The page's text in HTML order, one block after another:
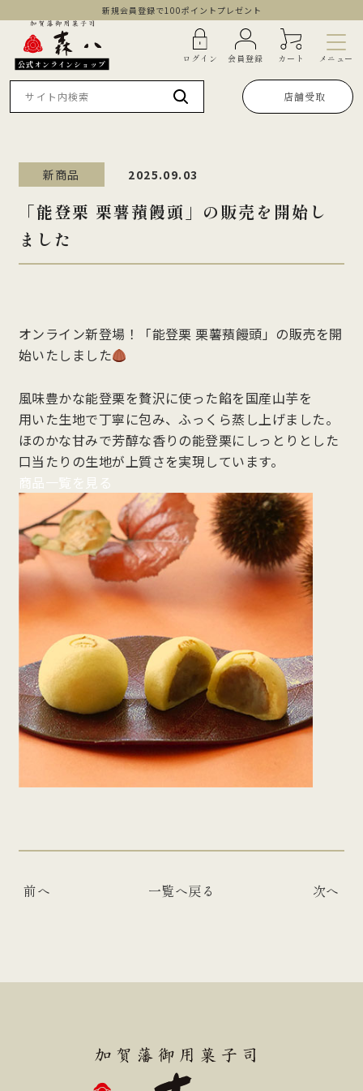
新規会員登録で100ポイントプレゼント
公式オンラインショップ ログイン 会員登録 カート メニュー
店舗受取
新商品 2025.09.03
「能登栗 栗薯蕷饅頭」の販売を開始し
ました
オンライン新登場！「能登栗 栗薯蕷饅頭」の販売を開
始いたしました
風味豊かな能登栗を贅沢に使った餡を国産山芋を
用いた生地で丁寧に包み、ふっくら蒸し上げました。
ほのかな甘みで芳醇な香りの能登栗にしっとりとした
口当たりの生地が上質さを実現しています。
商品一覧を見る
前へ 一覧へ戻る 次へ